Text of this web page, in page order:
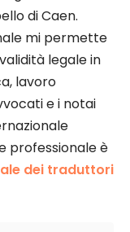
di Caen.
mi permette
legale in
lavoro
e i notai
professionale è
dei traduttori